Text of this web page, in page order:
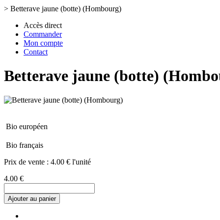
> Betterave jaune (botte) (Hombourg)
Accès direct
Commander
Mon compte
Contact
Betterave jaune (botte)
Bio européen
Bio français
Prix de vente : 4.00 € l'unité
4.00 €
Ajouter au panier